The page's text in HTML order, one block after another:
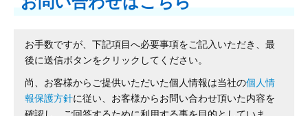
お手数ですが、下記項目へ必要事項をご記入いただき、最
後に送信ボタンをクリックしてください。
尚、お客様からご提供いただいた個人情報は当社の個人情
報保護方針に従い、お客様からお問い合わせ頂いた内容を
確認し、ご回答するために利用する事を目的としていま